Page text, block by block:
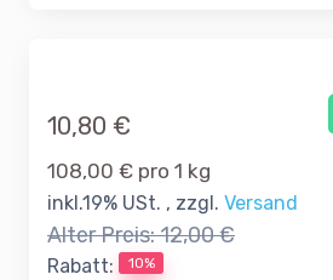
10,80 €
108,00 € pro 1 kg
inkl.19% USt. , zzgl. Versand
Alter Preis:12,00 €
Rabatt: 10%